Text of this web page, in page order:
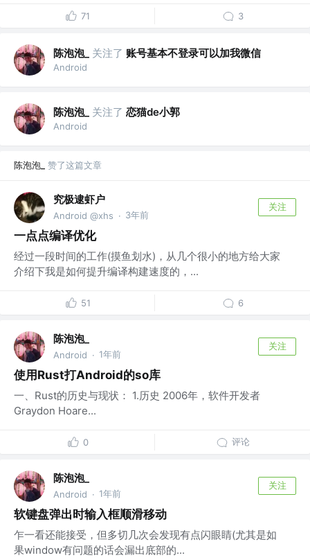
71 3
陈泡泡_ 关注了 账号基本不登录可以加我微信
Android
陈泡泡_ 关注了 恋猫de小郭
Android
陈泡泡_ 赞了这篇文章
究极逮虾户
Android @xhs · 3年前
关注
一点点编译优化
经过一段时间的工作(摸鱼划水)，从几个很小的地方给大家
介绍下我是如何提升编译构建速度的，...
51 6
陈泡泡_
Android · 1年前
关注
使用Rust打Android的so库
一、Rust的历史与现状： 1.历史 2006年，软件开发者
Graydon Hoare...
0 评论
陈泡泡_
Android · 1年前
关注
软键盘弹出时输入框顺滑移动
乍一看还能接受，但多切几次会发现有点闪眼睛(尤其是如
果window有问题的话会漏出底部的...